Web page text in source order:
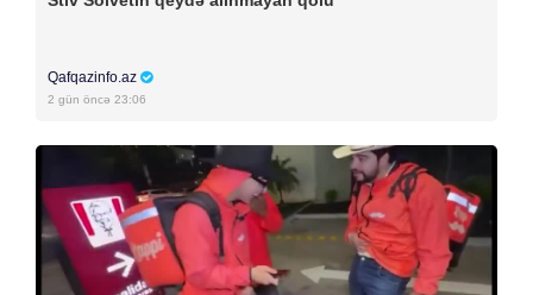
Qafqazinfo.az
2 gün öncə 23:06